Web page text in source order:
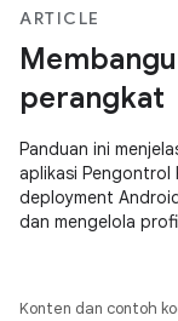
ARTICLE
perangkat
Panduan ini
aplikasi Pengontrol
deployment
dan mengelola
Konten dan contoh